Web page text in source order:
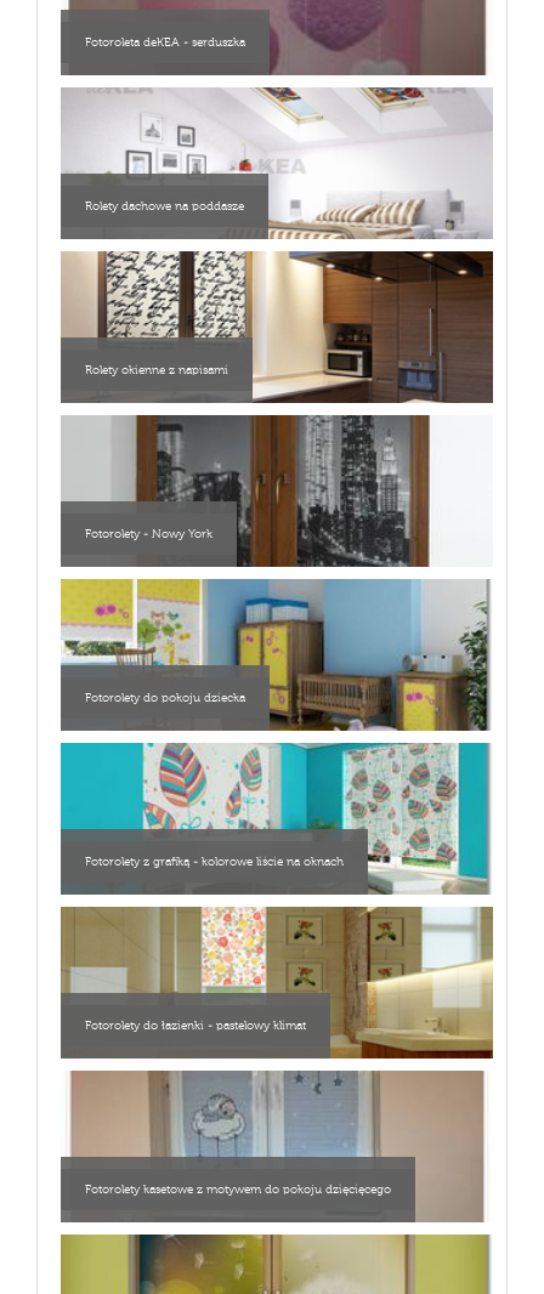
Fotoroleta deKEA - serduszka
Rolety dachowe na poddasze
Rolety okienne z napisami
Fotorolety - Nowy York
Fotorolety do pokoju dziecka
Fotorolety z grafiką - kolorowe liście na oknach
Fotorolety do łazienki - pastelowy klimat
Fotorolety kasetowe z motywem do pokoju dzięcięcego